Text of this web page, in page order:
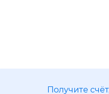
Получите